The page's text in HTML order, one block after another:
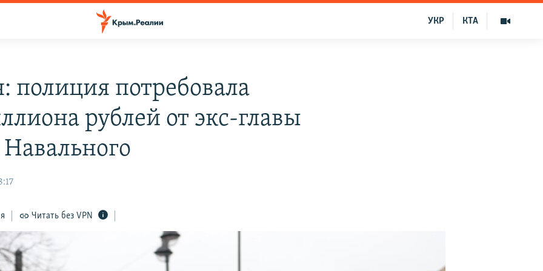
КТА
УКР
полиция потребовала
рублей от экс-главы
Читать без VPN